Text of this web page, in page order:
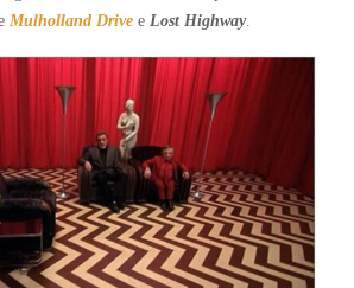
Mulholland Drive e Lost Highway.